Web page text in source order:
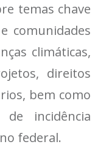
temas chave
comunidades
climáticas,
direitos
bem como
incidência
federal.